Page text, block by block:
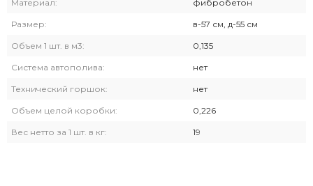
Материал: фибробетон
Размер: в-57 см, д-55 см
Объем 1 шт. в м3: 0,135
Система автополива: нет
Технический горшок: нет
Объем целой коробки: 0,226
Вес нетто за 1 шт. в кг: 19